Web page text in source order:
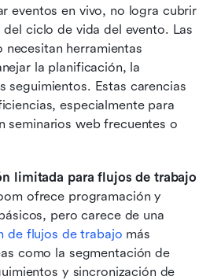
eventos en vivo, no logra cubrir
ciclo de vida del evento. Las
necesitan herramientas
la planificación, la
seguimientos. Estas carencias
especialmente para
seminarios web frecuentes o
limitada para flujos de trabajo
ofrece programación y
de flujos de trabajo más
como la segmentación de
y sincronización de